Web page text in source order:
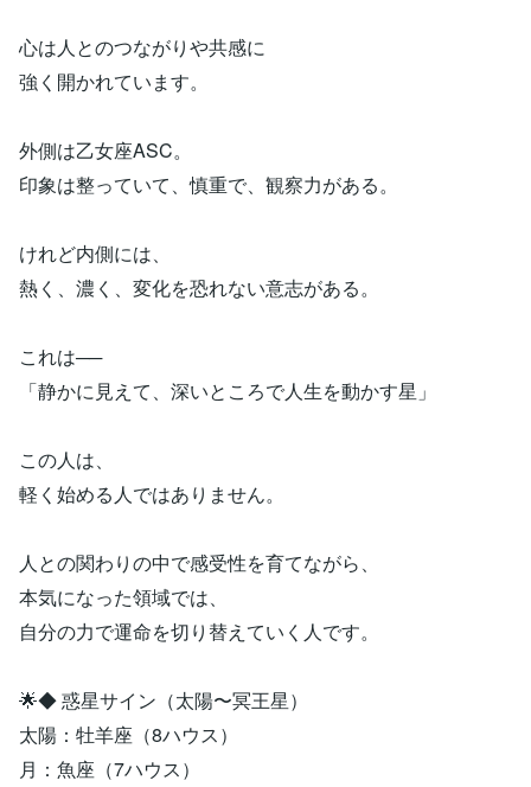
心は人とのつながりや共感に
強く開かれています。
外側は乙女座ASC。
印象は整っていて、慎重で、観察力がある。
けれど内側には、
熱く、濃く、変化を恐れない意志がある。
これは──
「静かに見えて、深いところで人生を動かす星」
この人は、
軽く始める人ではありません。
人との関わりの中で感受性を育てながら、
本気になった領域では、
自分の力で運命を切り替えていく人です。
🌟◆ 惑星サイン（太陽〜冥王星）
太陽：牡羊座（8ハウス）
月：魚座（7ハウス）